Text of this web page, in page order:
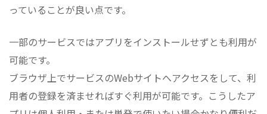
っていることが良い点です。
一部のサービスではアプリをインストールせずとも利用が
可能です。
ブラウザ上でサービスのWebサイトへアクセスをして、利
用者の登録を済ませればすぐ利用が可能です。こうしたア